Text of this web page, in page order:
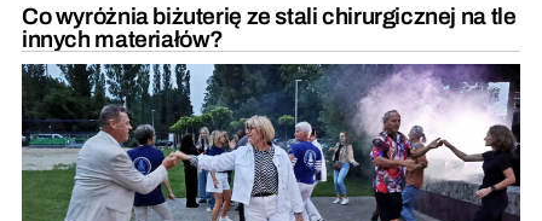
Co wyróżnia biżuterię ze stali chirurgicznej na tle
innych materiałów?